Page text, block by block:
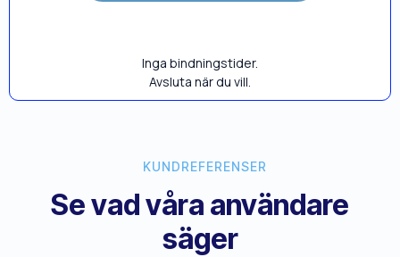
Inga bindningstider.
Avsluta när du vill.
KUNDREFERENSER
Se vad våra användare
säger